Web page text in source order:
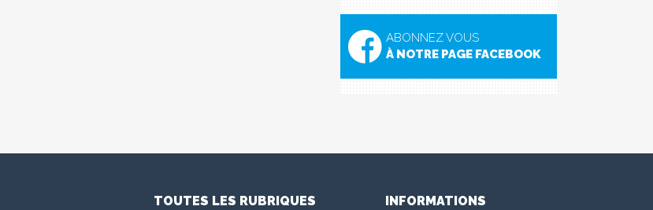
ABONNEZ VOUS
À NOTRE PAGE FACEBOOK
TOUTES LES RUBRIQUES INFORMATIONS